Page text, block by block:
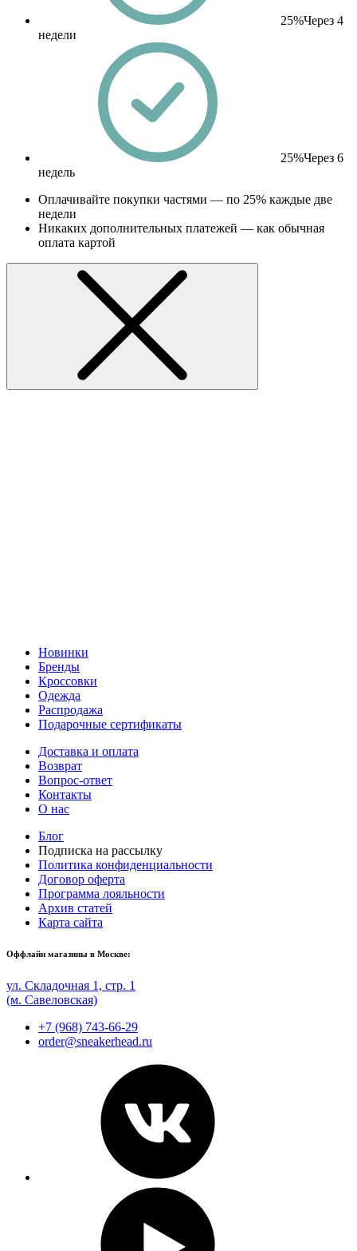
25%Через 4
недели
25%Через 6
недель
Оплачивайте покупки частями — по 25% каждые две
недели
Никаких дополнительных платежей — как обычная
оплата картой
Новинки
Бренды
Кроссовки
Одежда
Распродажа
Подарочные сертификаты
Доставка и оплата
Возврат
Вопрос-ответ
Контакты
О нас
Блог
Подписка на рассылку
Политика конфиденциальности
Договор оферта
Программа лояльности
Архив статей
Карта сайта
Оффлайн магазины в Москве:
ул. Складочная 1, стр. 1
(м. Савеловская)
+7 (968) 743-66-29
order@sneakerhead.ru